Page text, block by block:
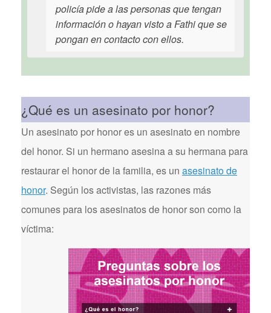
policía pide a las personas que tengan
información o hayan visto a Fathi que se
pongan en contacto con ellos.
¿Qué es un asesinato por honor?
Un asesinato por honor es un asesinato en nombre
del honor. Si un hermano asesina a su hermana para
restaurar el honor de la familia, es un asesinato de
honor. Según los activistas, las razones más
comunes para los asesinatos de honor son como la
víctima: